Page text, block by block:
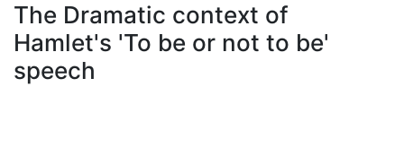
À propos
The Dramatic context of
Hamlet's 'To be or not to be'
speech